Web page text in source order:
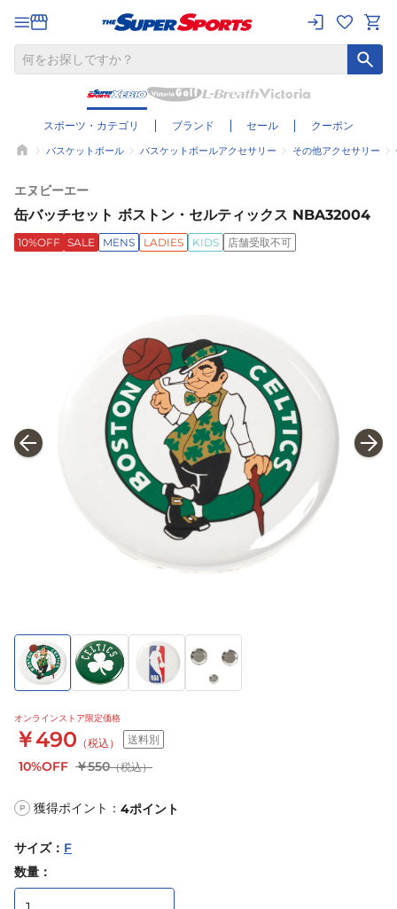
スポーツ・カテゴリ ブランド セール クーポン
バスケットボール バスケットボールアクセサリー その他アクセサリー
エヌビーエー
缶バッチセット ボストン・セルティックス NBA32004
10%OFF SALE MENS LADIES KIDS 店舗受取不可
オンラインストア限定価格
￥490 （税込） 送料別
10%OFF ￥550（税込）
P 獲得ポイント： 4ポイント
サイズ： F
数量：